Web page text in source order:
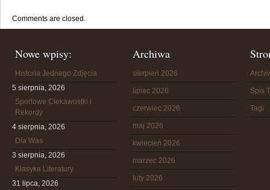
Comments are closed.
Nowe wpisy:
Historia Jednego Zdjęcia
5 sierpnia, 2026
Sportowe Ciekawostki i
Rekordy
4 sierpnia, 2026
Dla Was
3 sierpnia, 2026
Klasyka Literatury
31 lipca, 2026
Archiwa
sierpień 2026
lipiec 2026
czerwiec 2026
maj 2026
kwiecień 2026
marzec 2026
luty 2026
Spis
Tagi